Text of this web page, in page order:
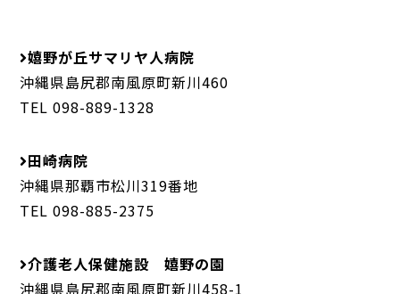
嬉野が丘サマリヤ人病院
沖縄県島尻郡南風原町新川460
TEL 098-889-1328
田崎病院
沖縄県那覇市松川319番地
TEL 098-885-2375
介護老人保健施設 嬉野の園
沖縄県島尻郡南風原町新川458-1